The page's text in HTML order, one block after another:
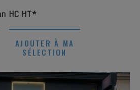
HC HT*
AJOUTER À MA
SÉLECTION